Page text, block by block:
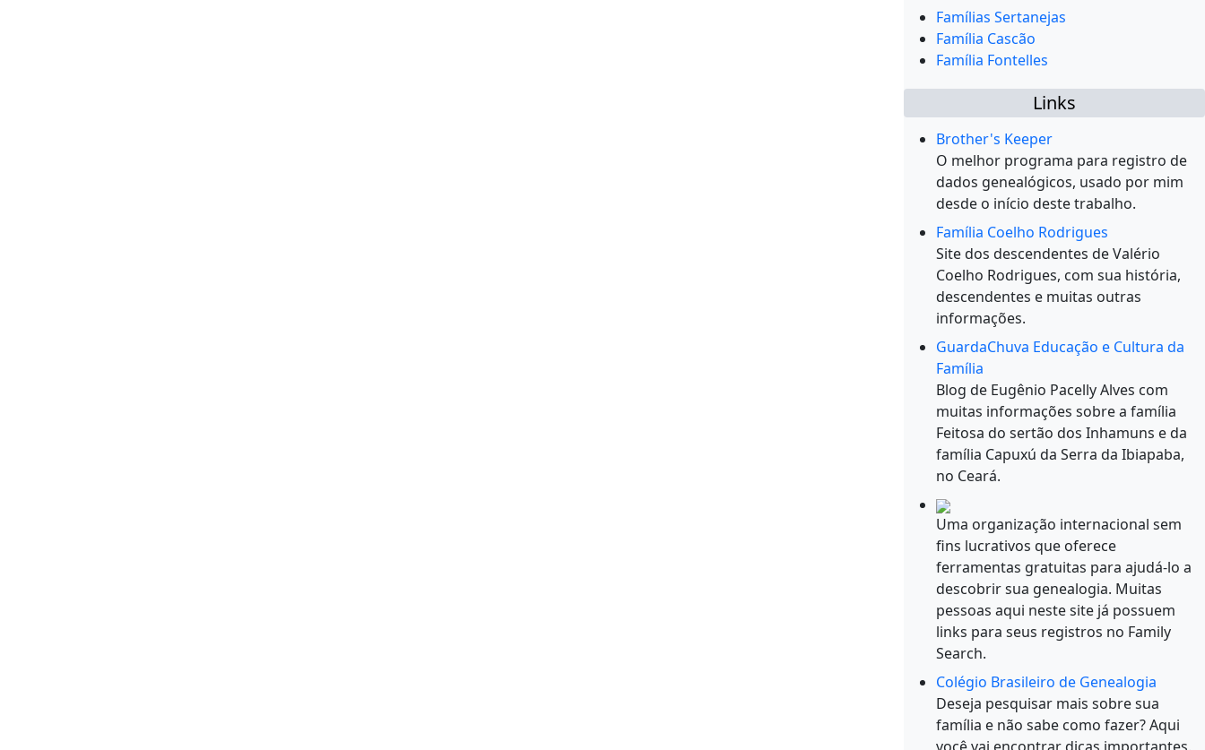
Famílias Sertanejas
Família Cascão
Família Fontelles
Links
Brother's Keeper
O melhor programa para registro de
dados genealógicos, usado por mim
desde o início deste trabalho.
Família Coelho Rodrigues
Site dos descendentes de Valério
Coelho Rodrigues, com sua história,
descendentes e muitas outras
informações.
GuardaChuva Educação e Cultura da
Família
Blog de Eugênio Pacelly Alves com
muitas informações sobre a família
Feitosa do sertão dos Inhamuns e da
família Capuxú da Serra da Ibiapaba,
no Ceará.
Uma organização internacional sem
fins lucrativos que oferece
ferramentas gratuitas para ajudá-lo a
descobrir sua genealogia. Muitas
pessoas aqui neste site já possuem
links para seus registros no Family
Search.
Colégio Brasileiro de Genealogia
Deseja pesquisar mais sobre sua
família e não sabe como fazer? Aqui